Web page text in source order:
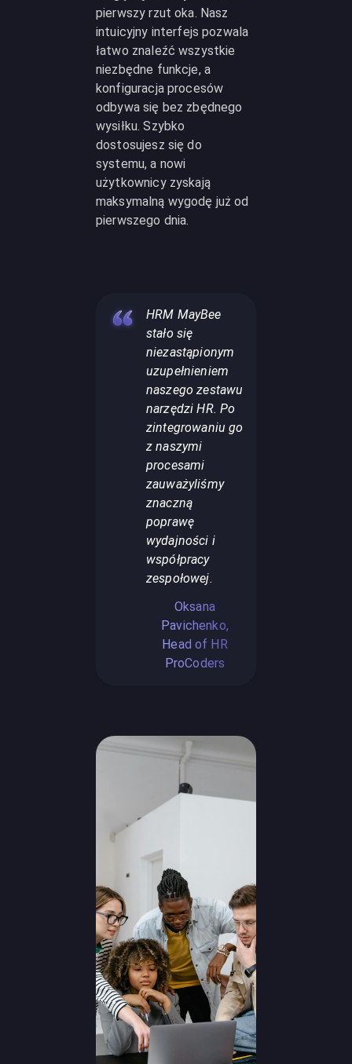
pierwszy rzut oka. Nasz
intuicyjny interfejs pozwala
łatwo znaleźć wszystkie
niezbędne funkcje, a
konfiguracja procesów
odbywa się bez zbędnego
wysiłku. Szybko
dostosujesz się do
systemu, a nowi
użytkownicy zyskają
maksymalną wygodę już od
pierwszego dnia.
HRM MayBee
stało się
niezastąpionym
uzupełnieniem
naszego zestawu
narzędzi HR. Po
zintegrowaniu go
z naszymi
procesami
zauważyliśmy
znaczną
poprawę
wydajności i
współpracy
zespołowej.
Oksana
Pavichenko,
Head of HR
ProCoders